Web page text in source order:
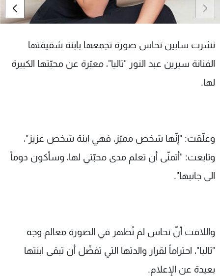
نشرت سابين نحاس صورة تجمعها بابنة شقيقتها
الفنانة سيرين عبد النور "تاليا"، معبّرة عن محبّتها الكبيرة
لها.
وعلّقت: "إنّها شخص مميّز، فهي ابنة شخص عزيز"،
وتابعت: "أتمنّى أن تعلم مدى محبّتي لها، وسأكون دوماً
الى جانبها".
واللافت أنّ نحاس لم تُظهر في الصورة معالم وجه
"تاليا"، احتراماً لقرار والدتها التي تفضّل أن تبقى ابنتها
بعيدة عن الإعلام.
شاهد البرامج
الترددات
الإنـتـاج
تواصل معنا